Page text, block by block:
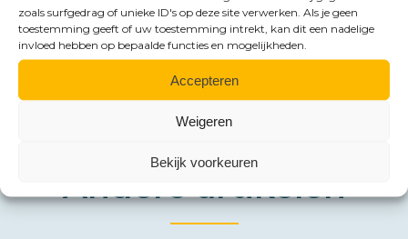
zoals surfgedrag of unieke ID's op deze site verwerken. Als je geen
toestemming geeft of uw toestemming intrekt, kan dit een nadelige
invloed hebben op bepaalde functies en mogelijkheden.
Accepteren
Weigeren
Bekijk voorkeuren
Andere artikelen